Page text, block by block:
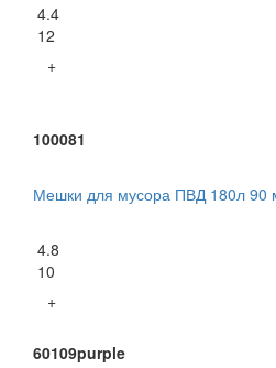
4.4
12
+
100081
Мешки для мусора ПВД 180л 90
4.8
10
+
60109purple